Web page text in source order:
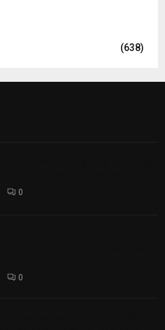
(638)
0
0